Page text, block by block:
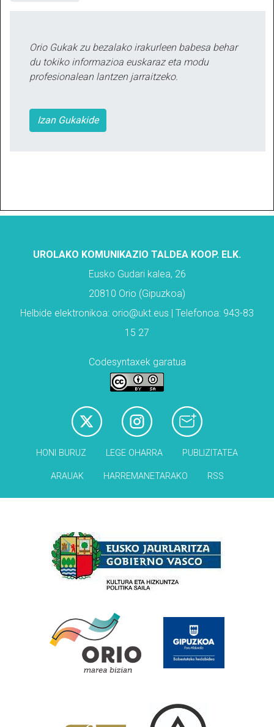
Orio Gukak zu bezalako irakurleen babesa behar
du tokiko informazioa euskaraz eta modu
profesionalean lantzen jarraitzeko.
Izan Gukakide
UROLAKO KOMUNIKAZIO TALDEA KOOP. ELK.
Eusko Gudari kalea, 26
20810 Orio (Gipuzkoa)
Helbide elektronikoa: orio@ukt.eus | Telefonoa: 943-83
15 27
Codesyntaxek garatua
HONI BURUZ LEGE OHARRA PUBLIZITATEA
ARAUAK HARREMANETARAKO RSS